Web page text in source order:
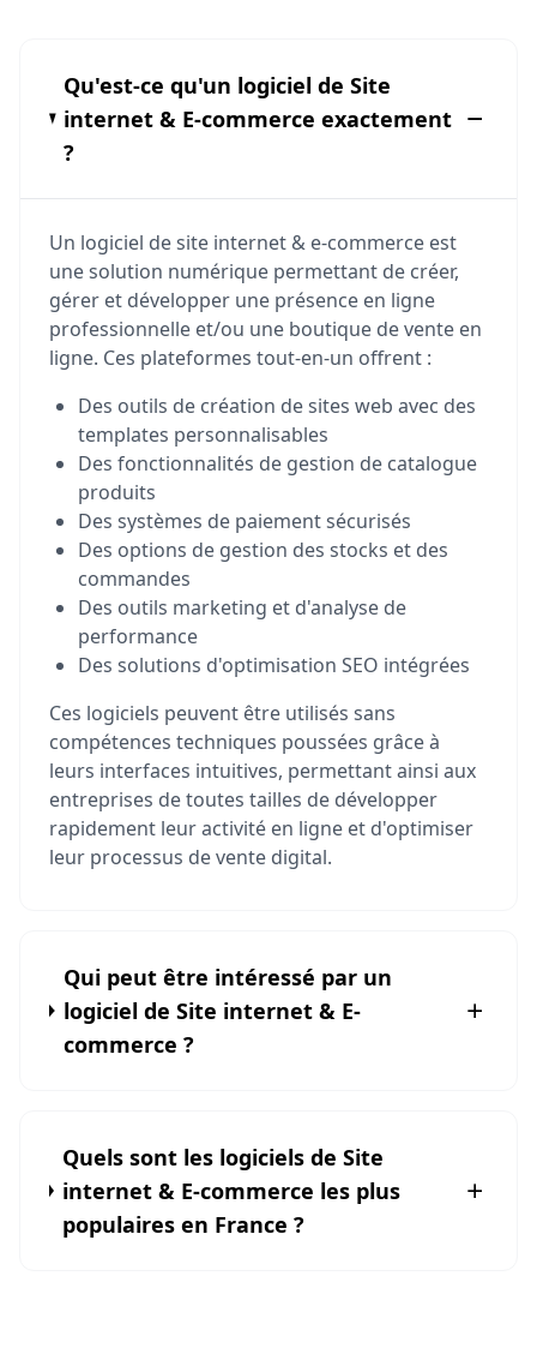
Qu'est-ce qu'un logiciel de Site
internet & E-commerce exactement
?
Un logiciel de site internet & e-commerce est
une solution numérique permettant de créer,
gérer et développer une présence en ligne
professionnelle et/ou une boutique de vente en
ligne. Ces plateformes tout-en-un offrent :
Des outils de création de sites web avec des
templates personnalisables
Des fonctionnalités de gestion de catalogue
produits
Des systèmes de paiement sécurisés
Des options de gestion des stocks et des
commandes
Des outils marketing et d'analyse de
performance
Des solutions d'optimisation SEO intégrées
Ces logiciels peuvent être utilisés sans
compétences techniques poussées grâce à
leurs interfaces intuitives, permettant ainsi aux
entreprises de toutes tailles de développer
rapidement leur activité en ligne et d'optimiser
leur processus de vente digital.
Qui peut être intéressé par un
logiciel de Site internet & E-
commerce ?
Quels sont les logiciels de Site
internet & E-commerce les plus
populaires en France ?